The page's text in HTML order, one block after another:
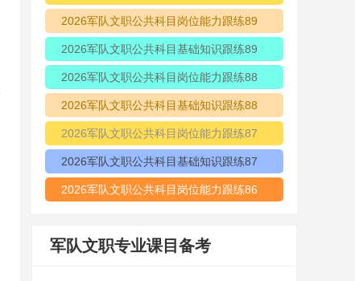
2026军队文职公共科目岗位能力跟练89
2026军队文职公共科目基础知识跟练89
2026军队文职公共科目岗位能力跟练88
2026军队文职公共科目基础知识跟练88
2026军队文职公共科目岗位能力跟练87
2026军队文职公共科目基础知识跟练87
2026军队文职公共科目岗位能力跟练86
军队文职专业课目备考